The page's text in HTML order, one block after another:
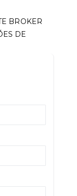
BROKER
DE